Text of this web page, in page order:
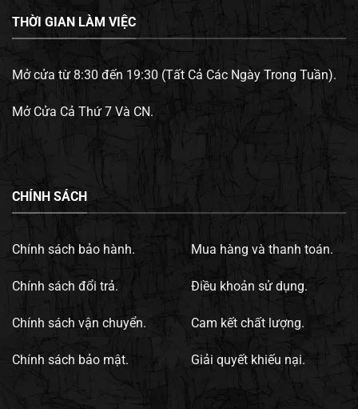
THỜI GIAN LÀM VIỆC
Mở cửa từ 8:30 đến 19:30 (Tất Cả Các Ngày Trong Tuần).
Mở Cửa Cả Thứ 7 Và CN.
CHÍNH SÁCH
Chính sách bảo hành.
Chính sách đổi trả.
Chính sách vận chuyển.
Chính sách bảo mật.
Mua hàng và thanh toán.
Điều khoản sử dụng.
Cam kết chất lượng.
Giải quyết khiếu nại.